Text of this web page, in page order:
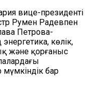
вице-президенті
Румен Радевпен
Петрова-
көлік,
және қорғаныс
бар